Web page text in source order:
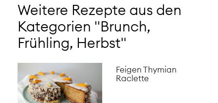
Weitere Rezepte aus den
Kategorien "Brunch,
Frühling, Herbst"
Feigen Thymian
Raclette